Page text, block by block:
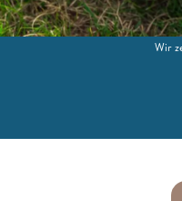
Wir